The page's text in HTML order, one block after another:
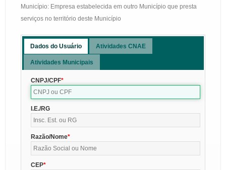
Município: Empresa estabelecida em outro Município que presta
serviços no território deste Município
Dados do Usuário Atividades CNAE
Atividades Municipais
CNPJ/CPF
I.E./RG
Razão/Nome
CEP